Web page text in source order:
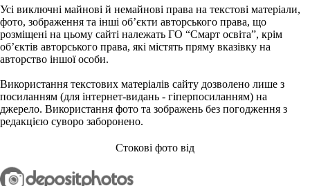
Усі виключні майнові й немайнові права на текстові матеріали,
фото, зображення та інші об’єкти авторського права, що
розміщені на цьому сайті належать ГО “Смарт освіта”, крім
об’єктів авторського права, які містять пряму вказівку на
авторство іншої особи.
Використання текстових матеріалів сайту дозволено лише з
посиланням (для інтернет-видань - гіперпосиланням) на
джерело. Використання фото та зображень без погодження з
редакцією суворо заборонено.
Стокові фото від